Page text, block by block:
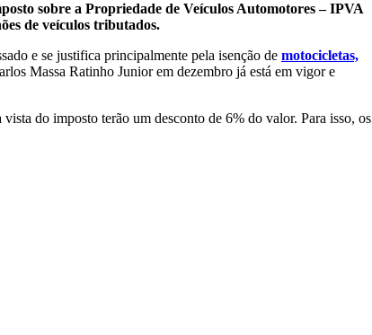
sobre a Propriedade de Veículos Automotores – IPVA
de veículos tributados.
e se justifica principalmente pela isenção de motocicletas,
Massa Ratinho Junior em dezembro já está em vigor e
do imposto terão um desconto de 6% do valor. Para isso, os